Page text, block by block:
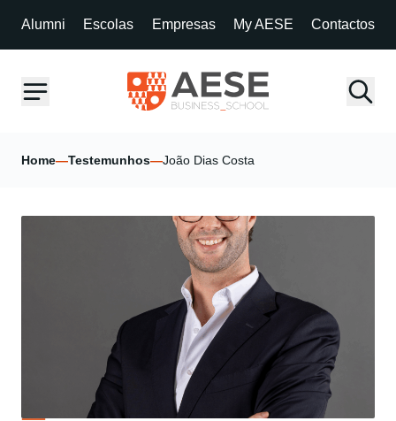
Alumni Escolas Empresas My AESE Contactos
Home—Testemunhos—João Dias Costa